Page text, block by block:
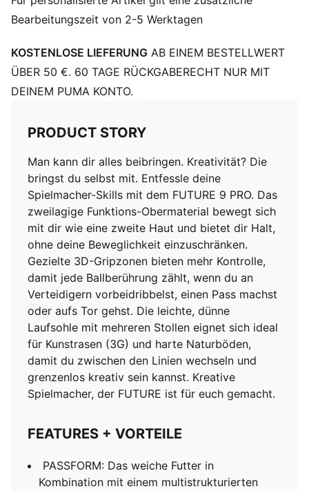
Beweglichkeit einzuschränken
SKILL: Schicht aus Funktions-Mesh mit 3D-Gripzonen
AGILITÄT: Leichte und dünne Laufsohle mit Stollen.
Geeignet für Kunstrasen (3G) und harte Naturböden
DETAILS
Verschluss: Schnürsenkel
Absatzart: Flach
Leichte, herausnehmbare Einlegesohle mit NanoGrip
Technologie
Bearbeitungszeit von 2-5 Werktagen
KOSTENLOSE LIEFERUNG AB EINEM BESTELLWERT
ÜBER 50 €. 60 TAGE RÜCKGABERECHT NUR MIT
DEINEM PUMA KONTO.
PRODUCT STORY
Man kann dir alles beibringen. Kreativität? Die
bringst du selbst mit. Entfessle deine
Spielmacher-Skills mit dem FUTURE 9 PRO. Das
zweilagige Funktions-Obermaterial bewegt sich
mit dir wie eine zweite Haut und bietet dir Halt,
ohne deine Beweglichkeit einzuschränken.
Gezielte 3D-Gripzonen bieten mehr Kontrolle,
damit jede Ballberührung zählt, wenn du an
Verteidigern vorbeidribbelst, einen Pass machst
oder aufs Tor gehst. Die leichte, dünne
Laufsohle mit mehreren Stollen eignet sich ideal
für Kunstrasen (3G) und harte Naturböden,
damit du zwischen den Linien wechseln und
grenzenlos kreativ sein kannst. Kreative
Spielmacher, der FUTURE ist für euch gemacht.
FEATURES + VORTEILE
PASSFORM: Das weiche Futter in
Kombination mit einem multistrukturierten